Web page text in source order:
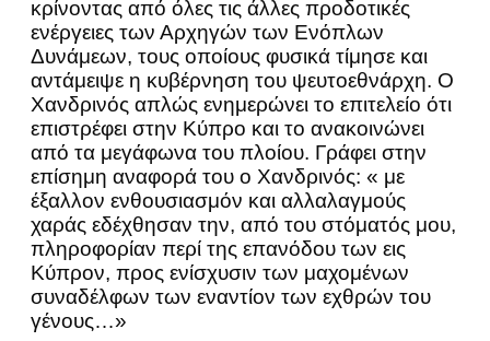
κρίνοντας από όλες τις άλλες προδοτικές
ενέργειες των Αρχηγών των Ενόπλων
Δυνάμεων, τους οποίους φυσικά τίμησε και
αντάμειψε η κυβέρνηση του ψευτοεθνάρχη. Ο
Χανδρινός απλώς ενημερώνει το επιτελείο ότι
επιστρέφει στην Κύπρο και το ανακοινώνει
από τα μεγάφωνα του πλοίου. Γράφει στην
επίσημη αναφορά του ο Χανδρινός: « με
έξαλλον ενθουσιασμόν και αλλαλαγμούς
χαράς εδέχθησαν την, από του στόματός μου,
πληροφορίαν περί της επανόδου των εις
Κύπρον, προς ενίσχυσιν των μαχομένων
συναδέλφων των εναντίον των εχθρών του
γένους…»